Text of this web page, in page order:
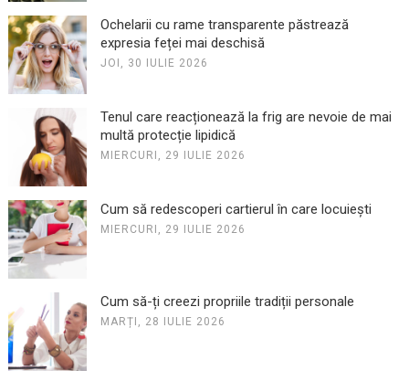
Ochelarii cu rame transparente păstrează
expresia feței mai deschisă
JOI, 30 IULIE 2026
Tenul care reacționează la frig are nevoie de mai
multă protecție lipidică
MIERCURI, 29 IULIE 2026
Cum să redescoperi cartierul în care locuiești
MIERCURI, 29 IULIE 2026
Cum să-ți creezi propriile tradiții personale
MARȚI, 28 IULIE 2026